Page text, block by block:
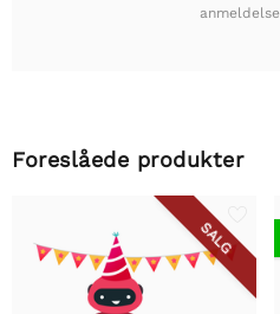
anmeldelse
Foreslåede produkter
SALG